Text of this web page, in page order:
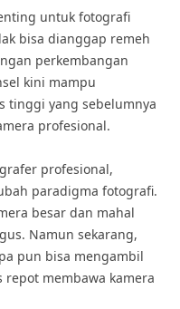
untuk fotografi
bisa dianggap remeh
perkembangan
kini mampu
tinggi yang sebelumnya
profesional.
profesional,
paradigma fotografi.
besar dan mahal
Namun sekarang,
pun bisa mengambil
membawa kamera